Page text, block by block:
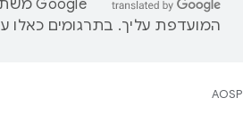
המועדפת עליך. בתרגומים כאלו
AOSP